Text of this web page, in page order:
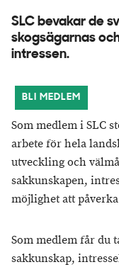
SLC bevakar de
skogsägarnas
intressen.
BLI MEDLEM
Som medlem i SLC
arbete för hela
utveckling och
sakkunskapen,
möjlighet att
Som medlem får du
sakkunskap,